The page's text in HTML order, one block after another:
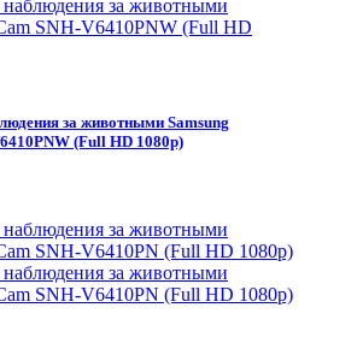
за животными Samsung
(Full HD 1080p)